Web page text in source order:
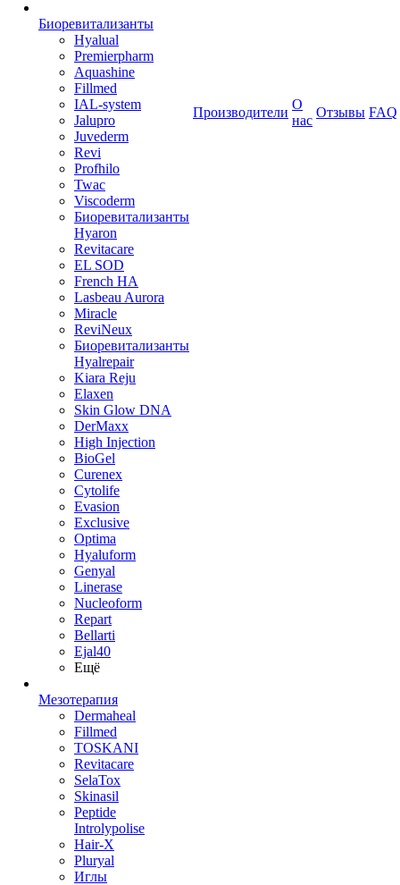
Биоревитализанты
Hyalual
Premierpharm
Aquashine
Fillmed
IAL-system
Jalupro
Juvederm
Revi
Profhilo
Twac
Viscoderm
Биоревитализанты
Hyaron
Revitacare
EL SOD
French HA
Lasbeau Aurora
Miracle
ReviNeux
Биоревитализанты
Hyalrepair
Kiara Reju
Elaxen
Skin Glow DNA
DerMaxx
High Injection
BioGel
Curenex
Cytolife
Evasion
Exclusive
Optima
Hyaluform
Genyal
Linerase
Nucleoform
Repart
Bellarti
Ejal40
Ещё
Мезотерапия
Dermaheal
Fillmed
TOSKANI
Revitacare
SelaTox
Skinasil
Peptide
Introlypolise
Hair-X
Pluryal
Иглы
Производители
О
нас
Отзывы FAQ